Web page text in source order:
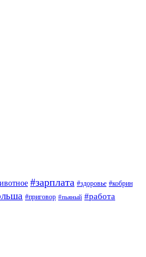
#зарплата #здоровье #кобрин
#приговор #пьяный #работа